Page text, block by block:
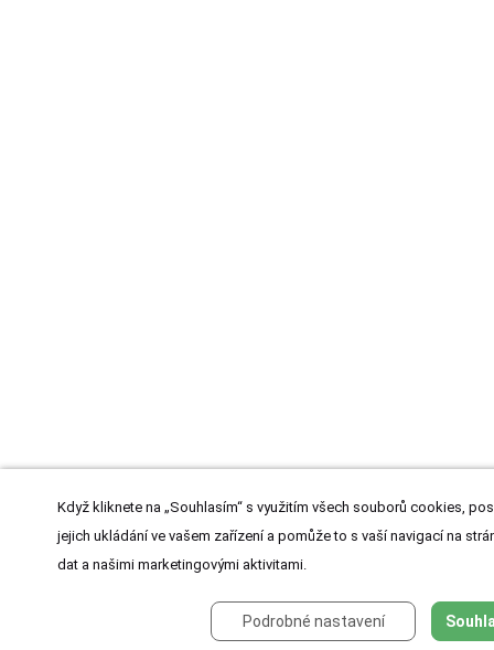
Když kliknete na „Souhlasím“ s využitím všech souborů cookies,
jejich ukládání ve vašem zařízení a pomůže to s vaší navigací na
dat a našimi marketingovými aktivitami.
Podrobné nastavení